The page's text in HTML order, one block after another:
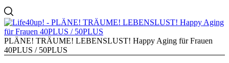
PLÄNE! TRÄUME! LEBENSLUST! Happy Aging für Frauen
40PLUS / 50PLUS